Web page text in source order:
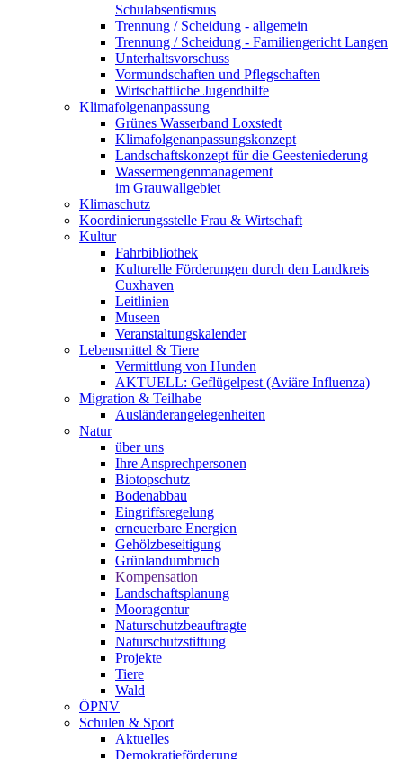
Schulabsentismus
Trennung / Scheidung - allgemein
Trennung / Scheidung - Familiengericht Langen
Unterhaltsvorschuss
Vormundschaften und Pflegschaften
Wirtschaftliche Jugendhilfe
Klimafolgenanpassung
Grünes Wasserband Loxstedt
Klimafolgenanpassungskonzept
Landschaftskonzept für die Geesteniederung
Wassermengenmanagement
im Grauwallgebiet
Klimaschutz
Koordinierungsstelle Frau & Wirtschaft
Kultur
Fahrbibliothek
Kulturelle Förderungen durch den Landkreis
Cuxhaven
Leitlinien
Museen
Veranstaltungskalender
Lebensmittel & Tiere
Vermittlung von Hunden
AKTUELL: Geflügelpest (Aviäre Influenza)
Migration & Teilhabe
Ausländerangelegenheiten
Natur
über uns
Ihre Ansprechpersonen
Biotopschutz
Bodenabbau
Eingriffsregelung
erneuerbare Energien
Gehölzbeseitigung
Grünlandumbruch
Kompensation
Landschaftsplanung
Mooragentur
Naturschutzbeauftragte
Naturschutzstiftung
Projekte
Tiere
Wald
ÖPNV
Schulen & Sport
Aktuelles
Demokratieförderung